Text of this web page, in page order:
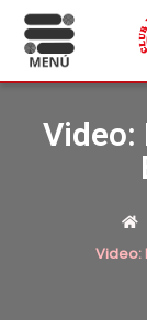
Video:
Video: